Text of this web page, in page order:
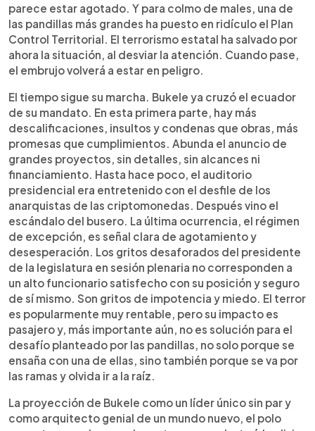
parece estar agotado. Y para colmo de males, una de
las pandillas más grandes ha puesto en ridículo el Plan
Control Territorial. El terrorismo estatal ha salvado por
ahora la situación, al desviar la atención. Cuando pase,
el embrujo volverá a estar en peligro.
El tiempo sigue su marcha. Bukele ya cruzó el ecuador
de su mandato. En esta primera parte, hay más
descalificaciones, insultos y condenas que obras, más
promesas que cumplimientos. Abunda el anuncio de
grandes proyectos, sin detalles, sin alcances ni
financiamiento. Hasta hace poco, el auditorio
presidencial era entretenido con el desfile de los
anarquistas de las criptomonedas. Después vino el
escándalo del busero. La última ocurrencia, el régimen
de excepción, es señal clara de agotamiento y
desesperación. Los gritos desaforados del presidente
de la legislatura en sesión plenaria no corresponden a
un alto funcionario satisfecho con su posición y seguro
de sí mismo. Son gritos de impotencia y miedo. El terror
es popularmente muy rentable, pero su impacto es
pasajero y, más importante aún, no es solución para el
desafío planteado por las pandillas, no solo porque se
ensaña con una de ellas, sino también porque se va por
las ramas y olvida ir a la raíz.
La proyección de Bukele como un líder único sin par y
como arquitecto genial de un mundo nuevo, el polo